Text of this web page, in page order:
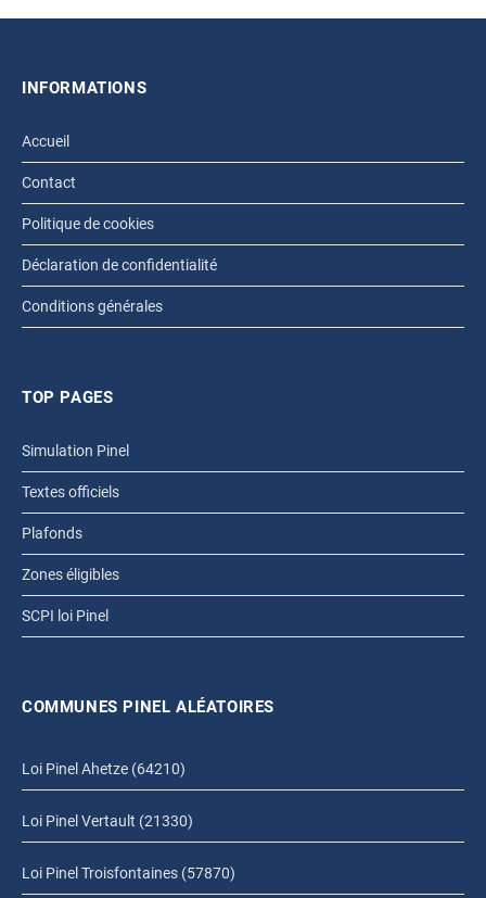
INFORMATIONS
Accueil
Contact
Politique de cookies
Déclaration de confidentialité
Conditions générales
TOP PAGES
Simulation Pinel
Textes officiels
Plafonds
Zones éligibles
SCPI loi Pinel
COMMUNES PINEL ALÉATOIRES
Loi Pinel Ahetze (64210)
Loi Pinel Vertault (21330)
Loi Pinel Troisfontaines (57870)